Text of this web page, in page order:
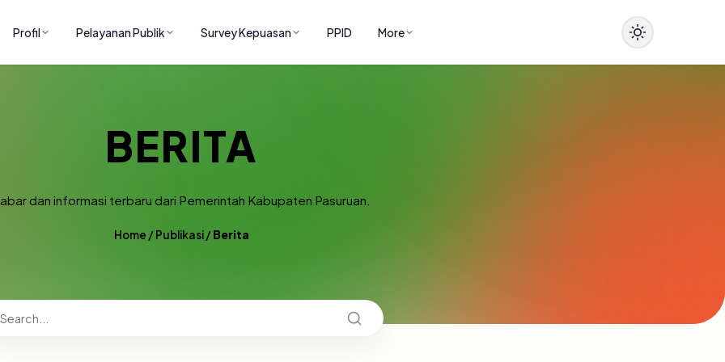
Profil Pelayanan Publik Survey Kepuasan PPID More
BERITA
dan informasi terbaru dari Pemerintah Kabupaten Pasuruan.
Home /Publikasi/Berita